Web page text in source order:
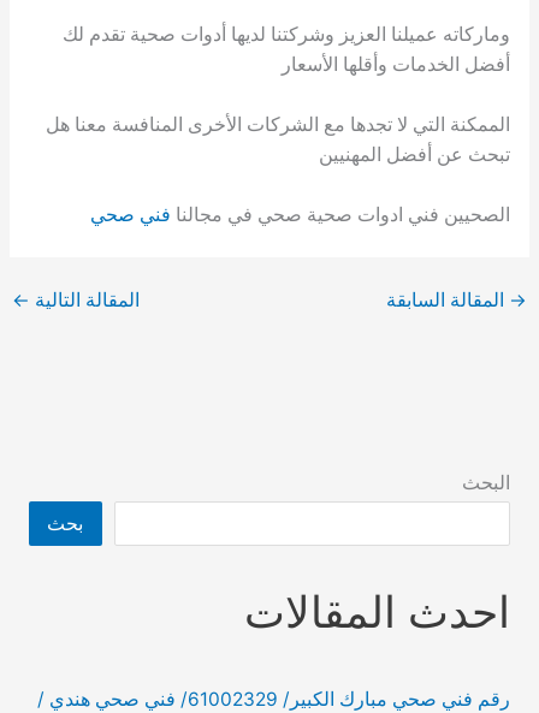
وماركاته عميلنا العزيز وشركتنا لديها أدوات صحية تقدم لك
أفضل الخدمات وأقلها الأسعار
الممكنة التي لا تجدها مع الشركات الأخرى المنافسة معنا هل
تبحث عن أفضل المهنيين
الصحيين فني ادوات صحية صحي في مجالنا فني صحي
→ المقالة السابقة المقالة التالية ←
البحث
بحث
احدث المقالات
رقم فني صحي مبارك الكبير/ 61002329/ فني صحي هندي /